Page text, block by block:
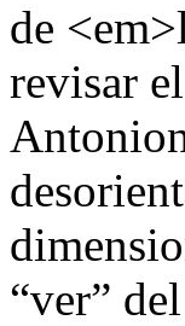
de
revisar
“ver”